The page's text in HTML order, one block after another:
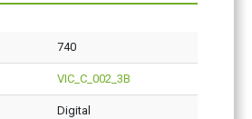
740
VIC_C_002_3B
Digital